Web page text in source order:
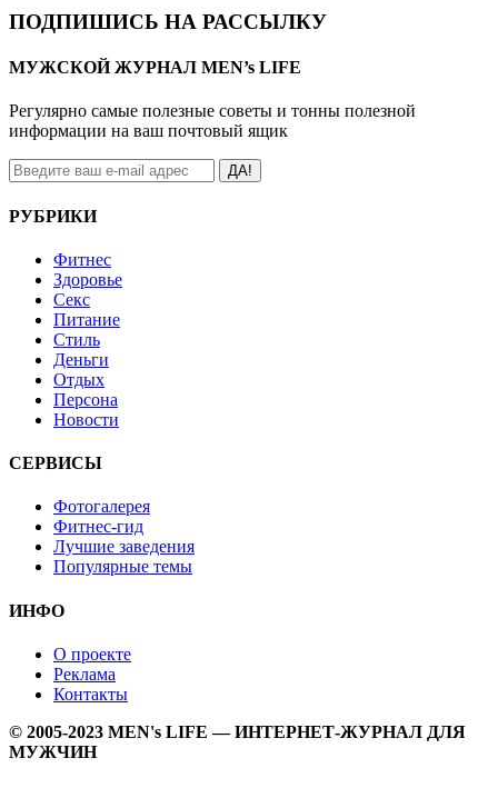
ПОДПИШИСЬ НА РАССЫЛКУ
МУЖСКОЙ ЖУРНАЛ MEN’s LIFE
Регулярно самые полезные советы и тонны полезной
информации на ваш почтовый ящик
ДА!
РУБРИКИ
Фитнес
Здоровье
Секс
Питание
Стиль
Деньги
Отдых
Персона
Новости
СЕРВИСЫ
Фотогалерея
Фитнес-гид
Лучшие заведения
Популярные темы
ИНФО
О проекте
Реклама
Контакты
© 2005-2023 MEN's LIFE — ИНТЕРНЕТ-ЖУРНАЛ ДЛЯ
МУЖЧИН